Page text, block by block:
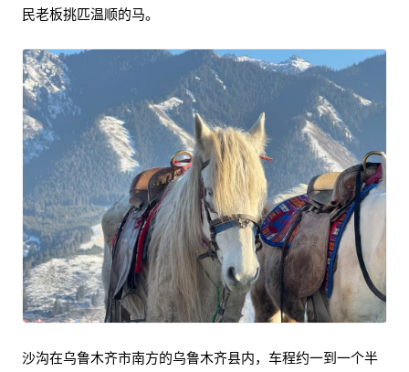
民老板挑匹温顺的马。
沙沟在乌鲁木齐市南方的乌鲁木齐县内，车程约一到一个半